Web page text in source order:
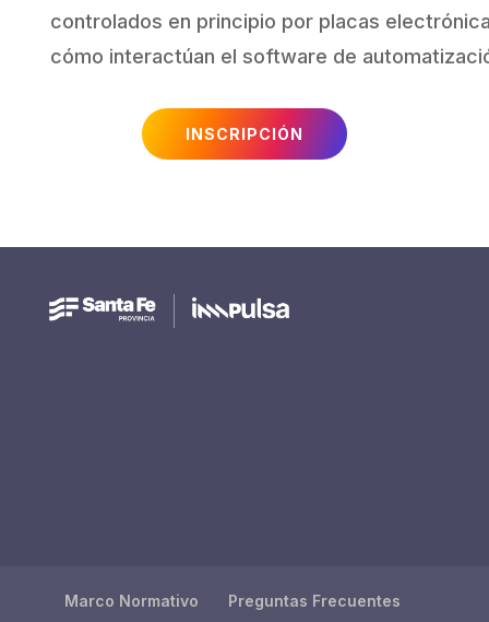
controlados en principio por placas
cómo interactúan el software de
INSCRIPCIÓN
Marco Normativo Preguntas Frecuentes